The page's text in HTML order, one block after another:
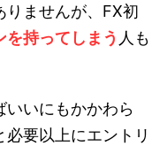
りませんが、FX初
持ってしまう 人も
いにもかかわら
要以上にエントリ